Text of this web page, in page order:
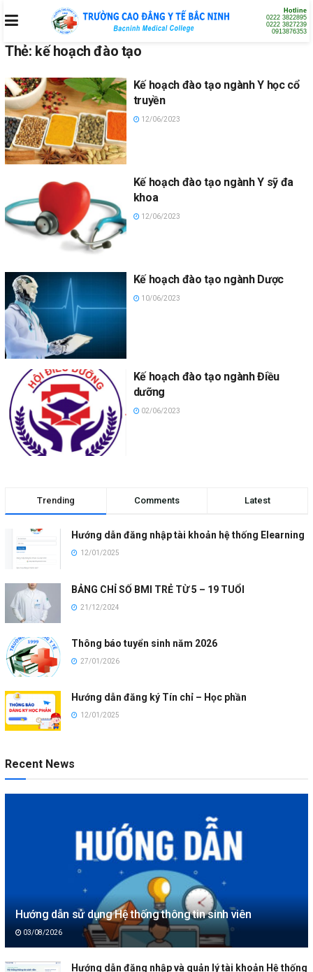
Hotline
0222 3822895
0222 3827239
0913876353
Thẻ: kế hoạch đào tạo
Kế hoạch đào tạo ngành Y học cổ
truyền
12/06/2023
Kế hoạch đào tạo ngành Y sỹ đa
khoa
12/06/2023
Kế hoạch đào tạo ngành Dược
10/06/2023
Kế hoạch đào tạo ngành Điều
dưỡng
02/06/2023
Trending Comments Latest
Hướng dẫn đăng nhập tài khoản hệ thống Elearning
12/01/2025
BẢNG CHỈ SỐ BMI TRẺ TỪ 5 – 19 TUỔI
21/12/2024
Thông báo tuyển sinh năm 2026
27/01/2026
Hướng dẫn đăng ký Tín chỉ – Học phần
12/01/2025
Recent News
Hướng dẫn sử dụng Hệ thống thông tin sinh viên
03/08/2026
Hướng dẫn đăng nhập và quản lý tài khoản Hệ thống